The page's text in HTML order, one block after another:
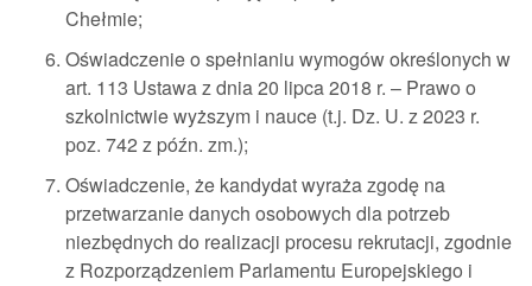
Chełmie;
Oświadczenie o spełnianiu wymogów określonych w
art. 113 Ustawa z dnia 20 lipca 2018 r. – Prawo o
szkolnictwie wyższym i nauce (t.j. Dz. U. z 2023 r.
poz. 742 z późn. zm.);
Oświadczenie, że kandydat wyraża zgodę na
przetwarzanie danych osobowych dla potrzeb
niezbędnych do realizacji procesu rekrutacji, zgodnie
z Rozporządzeniem Parlamentu Europejskiego i